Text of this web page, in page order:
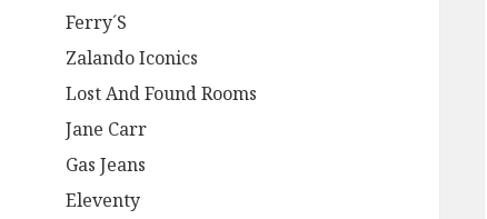
Ferry´S
Zalando Iconics
Lost And Found Rooms
Jane Carr
Gas Jeans
Eleventy